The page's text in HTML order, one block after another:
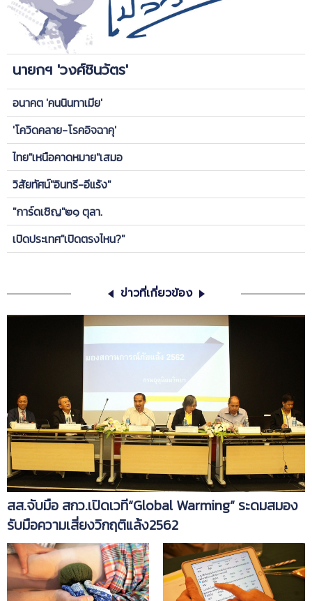
นายกฯ 'วงศ์ชินวัตร'
อนาคต 'คนนินทาเมีย'
'โควิดคลาย-โรคอิจฉาคุ'
ไทย"เหนือคาดหมาย"เสมอ
วิสัยทัศน์"อินทรี-อีแร้ง"
"การ์ดเชิญ"๒๑ ตุลา.
เปิดประเทศ"เปิดตรงไหน?"
ข่าวที่เกี่ยวข้อง
สส.จับมือ สกว.เปิดเวที“Global Warming” ระดมสมอง
รับมือความเสี่ยงวิกฤติแล้ง2562